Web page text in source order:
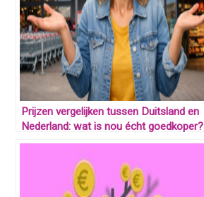
Prijzen vergelijken tussen Duitsland en
Nederland: wat is nou écht goedkoper?